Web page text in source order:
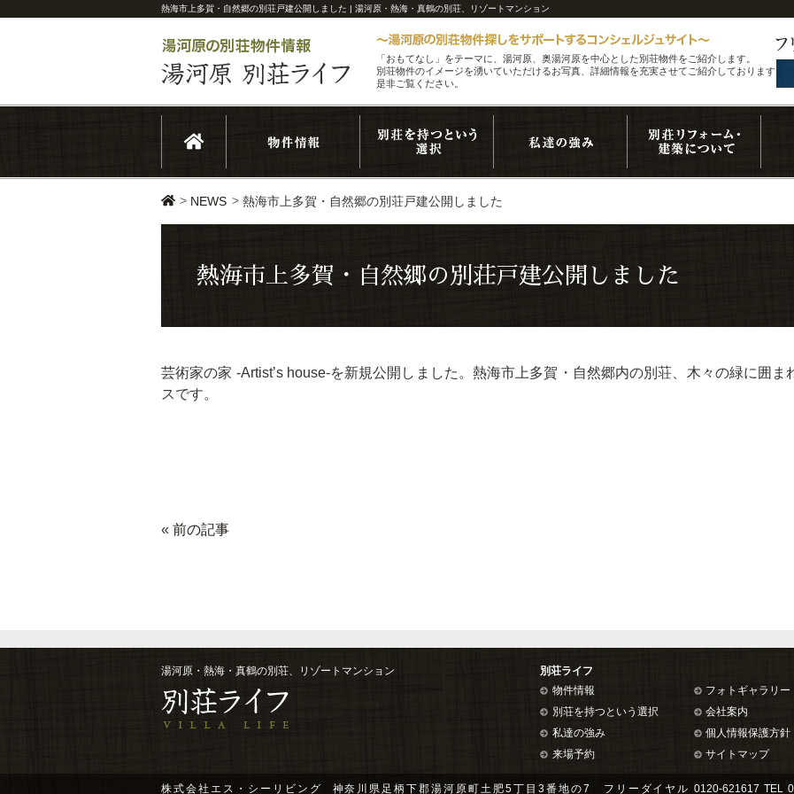
熱海市上多賀・自然郷の別荘戸建公開しました | 湯河原・熱海・真鶴の別荘、リゾートマンション
「おもてなし」をテーマに、湯河原、奥湯河原を中心とした別荘物件をご紹介します。
別荘物件のイメージを湧いていただけるお写真、詳細情報を充実させてご紹介しております。
是非ご覧ください。
> NEWS > 熱海市上多賀・自然郷の別荘戸建公開しました
熱海市上多賀・自然郷の別荘戸建公開しました
芸術家の家 -Artist’s house-を新規公開しました。熱海市上多賀・自然郷内の別荘、木々の緑に囲
スです。
« 前の記事
湯河原・熱海・真鶴の別荘、リゾートマンション
別荘ライフ
物件情報
別荘を持つという選択
私達の強み
来場予約
フォトギャラリー
会社案内
個人情報保護方針
サイトマップ
株式会社エス・シーリビング 神奈川県足柄下郡湯河原町土肥5丁目3番地の7 フリーダイヤル0120-621617 TEL